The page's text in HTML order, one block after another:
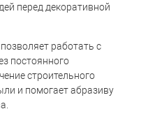
перед декоративной
работать с
постоянного
строительного
и помогает абразиву